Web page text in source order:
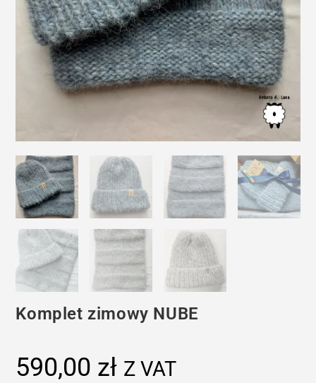
Komplet zimowy NUBE
590,00 zł Z VAT